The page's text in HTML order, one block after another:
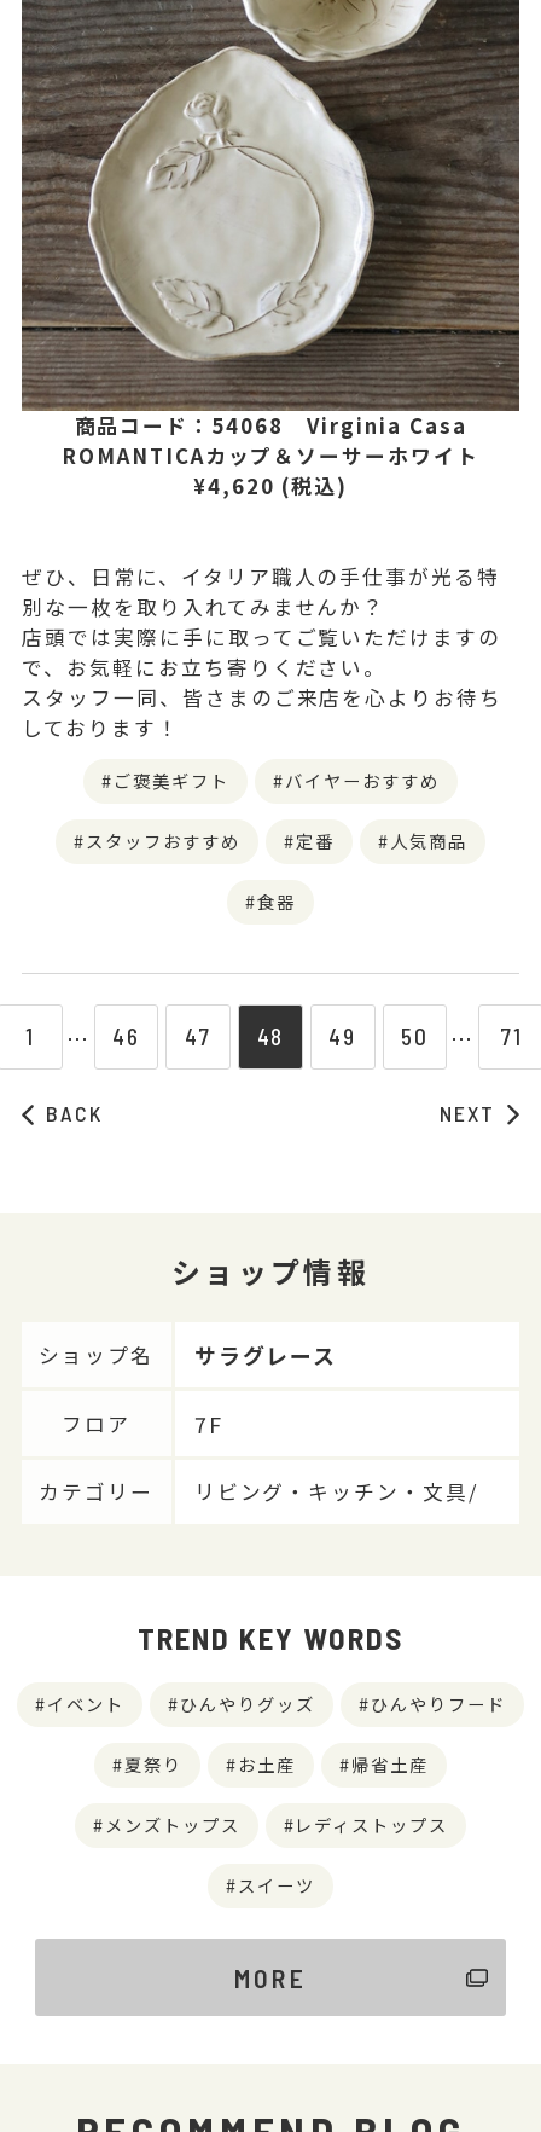
商品コード：54068 Virginia Casa
ROMANTICAカップ＆ソーサーホワイト
¥4,620 (税込)
ぜひ、日常に、イタリア職人の手仕事が光る特
別な一枚を取り入れてみませんか？
店頭では実際に手に取ってご覧いただけますの
で、お気軽にお立ち寄りください。
スタッフ一同、皆さまのご来店を心よりお待ち
しております！
ご褒美ギフト バイヤーおすすめ
スタッフおすすめ 定番 人気商品
食器
BACK
1 ⋯ 46 47 48 49 50 ⋯ 71
NEXT
ショップ情報
ショップ名 サラグレース
フロア 7F
カテゴリー リビング・キッチン・文具/
TREND KEY WORDS
イベント ひんやりグッズ ひんやりフード
夏祭り お土産 帰省土産
メンズトップス レディストップス
スイーツ
MORE